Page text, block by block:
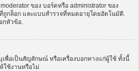
ของ บอร์ดหรือ administrator ของ
กล็อก และแบบสำรวจที่หมดอายุโดยอัตโนมัติ.
กหัวข้อ.
เพื่อเป็นสัญลักษณ์ หรือเครื่องบอกทางแก่ผู้ใช้ ทั้งนี้
ช้งานหรือไม่